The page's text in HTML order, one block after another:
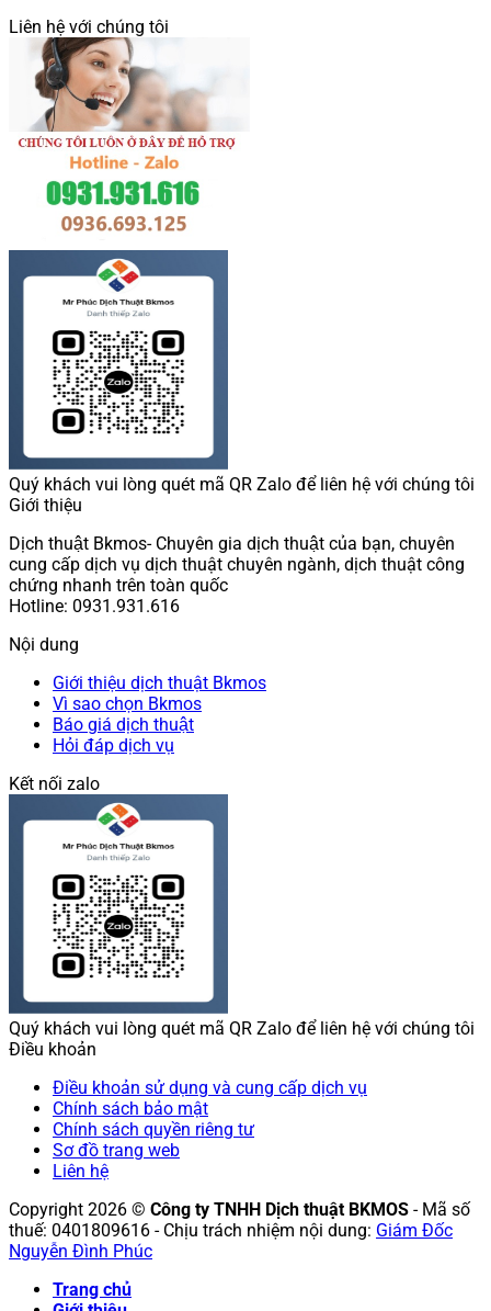
Liên hệ với chúng tôi
Quý khách vui lòng quét mã QR Zalo để liên hệ với chúng tôi
Giới thiệu
Dịch thuật Bkmos- Chuyên gia dịch thuật của bạn, chuyên
cung cấp dịch vụ dịch thuật chuyên ngành, dịch thuật công
chứng nhanh trên toàn quốc
Hotline: 0931.931.616
Nội dung
Giới thiệu dịch thuật Bkmos
Vì sao chọn Bkmos
Báo giá dịch thuật
Hỏi đáp dịch vụ
Kết nối zalo
Quý khách vui lòng quét mã QR Zalo để liên hệ với chúng tôi
Điều khoản
Điều khoản sử dụng và cung cấp dịch vụ
Chính sách bảo mật
Chính sách quyền riêng tư
Sơ đồ trang web
Liên hệ
Copyright 2026 © Công ty TNHH Dịch thuật BKMOS - Mã số
thuế: 0401809616 - Chịu trách nhiệm nội dung: Giám Đốc
Nguyễn Đình Phúc
Trang chủ